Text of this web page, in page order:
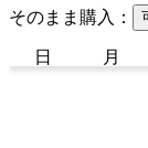
そのまま購入：
日 月